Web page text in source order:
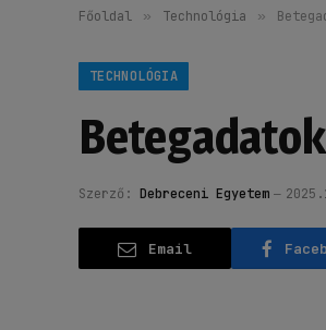
Főoldal » Technológia »
TECHNOLÓGIA
Szerző: Debreceni Egyetem
Email